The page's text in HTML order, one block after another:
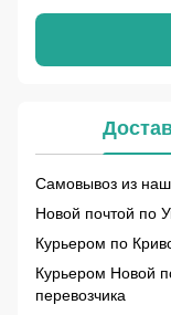
Самовывоз из
Новой почтой по
Курьером по
Курьером Новой
перевозчика